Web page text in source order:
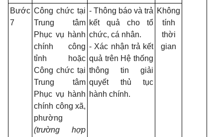
Bước
7
Công chức tại
Trung tâm
Phục vụ hành
chính công
tỉnh hoặc
Công chức tại
Trung tâm
Phục vụ hành
chính công xã,
phường
(trường hợp
- Thông báo và trả
kết quả cho tổ
chức, cá nhân.
- Xác nhận trả kết
quả trên Hệ thống
thông tin giải
quyết thủ tục
hành chính.
Không
tính
thời
gian